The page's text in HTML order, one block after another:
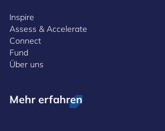
Inspire
Assess & Accelerate
Connect
Fund
Über uns
Mehr erfahren